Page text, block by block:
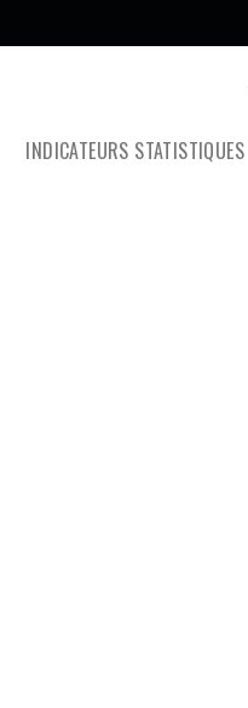
INDICATEURS STATISTIQUES